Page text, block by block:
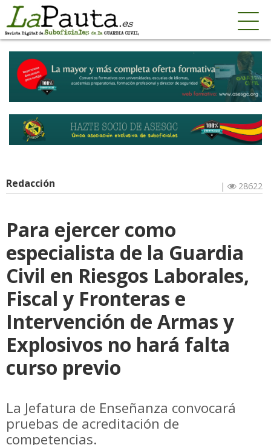
Redacción | 28622
Para ejercer como
especialista de la Guardia
Civil en Riesgos Laborales,
Fiscal y Fronteras e
Intervención de Armas y
Explosivos no hará falta
curso previo
La Jefatura de Enseñanza convocará
pruebas de acreditación de
competencias.